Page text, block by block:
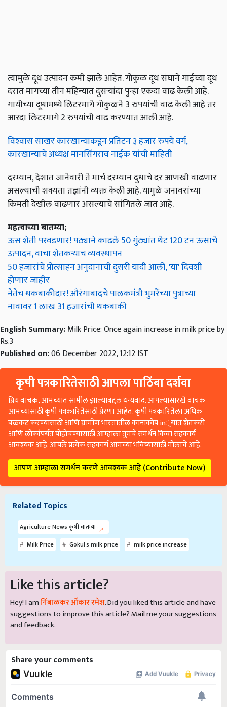
त्यामुळे दूध उत्पादन कमी झाले आहेत. गोकुळ दूध संघाने गाईच्या दूध
दरात मागच्या तीन महिन्यात दुसऱ्यांदा पुन्हा एकदा वाढ केली आहे.
गायीच्या दूधामध्ये लिटरमागे गोकुळने 3 रुपयांची वाढ केली आहे तर
आरदा लिटरमागे 2 रुपयांची वाढ करण्यात आली आहे.
विश्‍वास साखर कारखान्याकडून प्रतिटन ३ हजार रुपये वर्ग,
कारखान्याचे अध्यक्ष मानसिंगराव नाईक यांची माहिती
दरम्यान, देशात जानेवारी ते मार्च दरम्यान दुधाचे दर आणखी वाढणार
असल्याची शक्यता तज्ञांनी व्यक्त केली आहे. यामुळे जनावरांच्या
किमती देखील वाढणार असल्याचे सांगितले जात आहे.
महत्वाच्या बातम्या;
ऊस शेती परवडणार! पठ्याने काढले 50 गुंठ्यांत थेट 120 टन ऊसाचे
उत्पादन, वाचा शेतकऱ्याच व्यवस्थापन
50 हजारांचे प्रोत्साहन अनुदानाची दुसरी यादी आली, 'या' दिवशी
होणार जाहीर
नेतेच थकबाकीदार! औरंगाबादचे पालकमंत्री भुमरेंच्या पुत्राच्या
नावावर 1 लाख 31 हजारांची थकबाकी
English Summary:Milk Price: Once again increase in milk price by
Rs.3
Published on:06 December 2022, 12:12 IST
कृषी पत्रकारितेसाठी आपला पाठिंबा दर्शवा
प्रिय वाचक, आमच्यात सामील झाल्याबद्दल धन्यवाद. आपल्यासारखे वाचक
आमच्यासाठी कृषी पत्रकारितेसाठी प्रेरणा आहेत. कृषी पत्रकारितेला अधिक
बळकट करण्यासाठी आणि ग्रामीण भारतातील कानाकोप in्यात शेतकरी
आणि लोकांपर्यंत पोहोचण्यासाठी आम्हाला तुमचे समर्थन किंवा सहकार्य
आवश्यक आहे. आपले प्रत्येक सहकार्य आमच्या भविष्यासाठी मोलाचे आहे.
आपण आम्हाला समर्थन करणे आवश्यक आहे (Contribute Now)
Related Topics
Agriculture News कृषी बातम्या
Milk Price
Gokul's milk price milk price increase
Like this article?
Hey! I amनिंबाळकर ओंकार रमेश. Did you liked this article and have
suggestions to improve this article?Mailme your suggestions
and feedback.
Share your comments